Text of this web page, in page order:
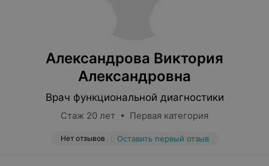
Александрова Виктория
Александровна
Врач функциональной диагностики
Стаж 20 лет • Первая категория
Нет отзывов Оставить первый отзыв